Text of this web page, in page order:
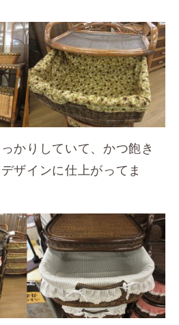
かりしていて、かつ飽き
ザインに仕上がってま